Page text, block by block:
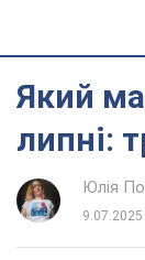
Який
липні:
Юлія